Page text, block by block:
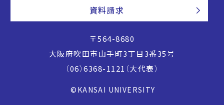
資料請求
〒564-8680
大阪府吹田市山手町3丁目3番35号
（06）6368-1121（大代表）
©KANSAI UNIVERSITY